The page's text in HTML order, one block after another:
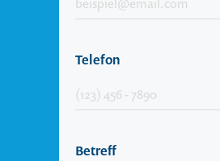
Telefon
Betreff